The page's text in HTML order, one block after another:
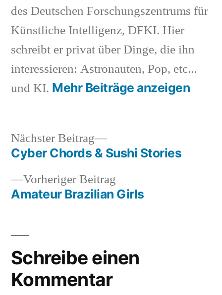
des Deutschen Forschungszentrums für
Künstliche Intelligenz, DFKI. Hier
schreibt er privat über Dinge, die ihn
interessieren: Astronauten, Pop, etc...
und KI. Mehr Beiträge anzeigen
Beitragsnavigation
Vorheriger Beitrag
Beitrag:
Amateur Brazilian Girls
Nächster Beitrag
Nächster
Beitrag:
Cyber Chords & Sushi Stories
Schreibe einen
Kommentar